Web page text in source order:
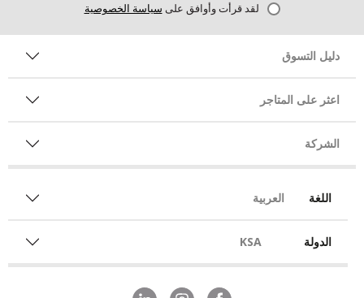
لقد قرأت وأوافق على سياسة الخصوصية
دليل التسوق
اعثر على المتاجر
الشركة
اللغة العربية
الدولة KSA